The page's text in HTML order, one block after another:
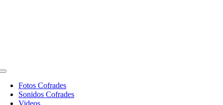
Toggle
NavigationFotos Cofrades
Sonidos Cofrades
Videos